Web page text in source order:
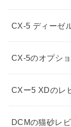
CX-5 ディーゼ
CX-5のオプシ
CXー5 XDのレ
DCMの猫砂レ